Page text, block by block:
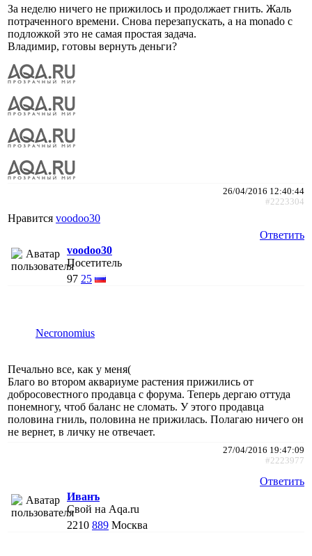
За неделю ничего не прижилось и продолжает гнить. Жаль
потраченного времени. Снова перезапускать, а на monado с
подложкой это не самая простая задача.
Владимир, готовы вернуть деньги?
26/04/2016 12:40:44
#2223304
Нравится voodoo30
Ответить
voodoo30
Посетитель
97 25
Necronomius
Печально все, как у меня(
Благо во втором аквариуме растения прижились от
добросовестного продавца с форума. Теперь дергаю оттуда
понемногу, чтоб баланс не сломать. У этого продавца
половина гниль, половина не прижилась. Полагаю ничего он
не вернет, в личку не отвечает.
27/04/2016 19:47:09
#2223977
Ответить
Иванъ
Свой на Aqa.ru
2210 889 Москва